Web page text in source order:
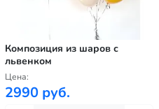
Композиция из шаров с
львенком
Цена:
2990 руб.